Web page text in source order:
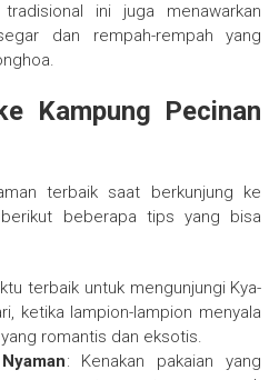
ini juga menawarkan
dan rempah-rempah yang
Kampung Pecinan
terbaik saat berkunjung ke
berikut beberapa tips yang bisa
terbaik untuk mengunjungi Kya-
ketika lampion-lampion menyala
romantis dan eksotis.
: Kenakan pakaian yang